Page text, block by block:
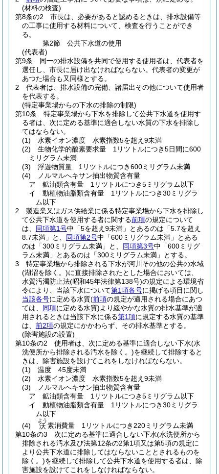
(材料の検査)
第8条の2
市長は、必要があると認めるときは、排水設備等
の工事に使用する材料について、検査を行うことができ
る。
第2節
公共下水道の使用
(代表者)
第9条
同一の排水設備を共同で使用する使用者は、代表者を
選任し、市長に届け出なければならない。 代表者の変更が
あつた場合も又同様とする。
2
代表者は、排水設備の完備、諸届出その他について使用者
を代表する。
(特定事業場からの下水の排除の制限)
第10条
特定事業場から下水を排除して公共下水道を使用す
る者は、次に定める基準に適合しない水質の下水を排除し
てはならない。
(1)
水素イオン濃度 水素指数5を超え9未満
(2)
生物化学的酸素要求量 1リツトルにつき5日間に600
ミリグラム未満
(3)
浮遊物質量 1リツトルにつき600ミリグラム未満
(4)
ノルマルへキサン抽出物質含有量
ア
鉱油類含有量 1リツトルにつき5ミリグラム以下
イ
動植物油脂類含有量 1リツトルにつき30ミリグラ
ム以下
2
製造業又はガス供給業に係る特定事業場から下水を排除し
て公共下水道を使用する者に関する前項の規定について
は、 同項第1号中「5を超え9未満」とあるのは「5.7を超え
8.7未満」と、 同項第2号中「600ミリグラム未満」とある
のは「300ミリグラム未満」と、 同項第3号中「600ミリグ
ラム未満」とあるのは「300ミリグラム未満」とする。
3
特定事業場から排除される下水が河川その他の公共の水域
(湖沼を除く。)に直接排除されたとした場合においては、
水質汚濁防止法(昭和45年法律第138号)の規定による環境省
令により、当該下水について第1項各号に掲げる項目に関し
当該各号に定める水質(前項の規定が適用される場合にあつ
ては、 同項に定める水質)より緩やかな水質の排水基準が適
用されるときは当該下水に係る第1項に規定する水質の基準
は、 前2項の規定にかかわらず、その排水基準とする。
(除害施設の設置)
第10条の2
使用者は、次に定める基準に適合しない下水(水
洗便所から排除される汚水を除く。)を継続して排除すると
きは、除害施設を設けてこれをしなければならない。
(1)
温度 45度未満
(2)
水素イオン濃度 水素指数5を超え9未満
(3)
ノルマルへキサン抽出物質含有量
ア
鉱油類含有量 1リツトルにつき5ミリグラム以下
イ
動植物油脂類含有量 1リツトルにつき30ミリグラ
ム以下
(4)
沃
よう
素消費量 1リツトルにつき220ミリグラム未満
第10条の3
次に定める基準に適合しない下水(水洗便所から
排除される汚水及び法第12条の2第1項又は第5項の規定に
より公共下水道に排除してはならないこととされるものを
除く。)を継続して排除して公共下水道を使用する者は、除
害施設を設けてこれをしなければならない。